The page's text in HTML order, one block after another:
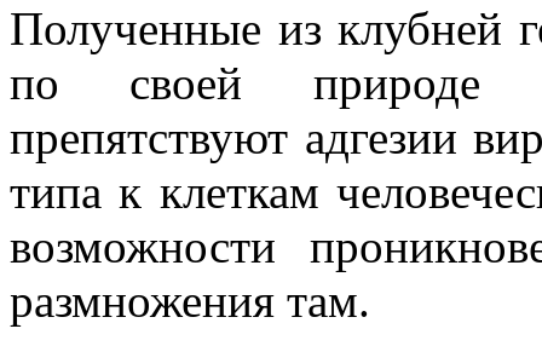
Полученные из клубней
по своей природе
препятствуют адгезии
типа к клеткам
возможности
размножения там.